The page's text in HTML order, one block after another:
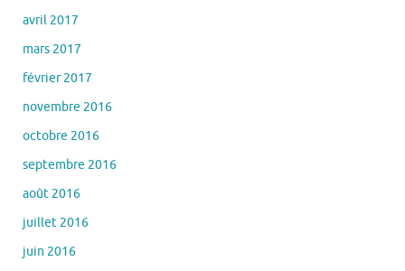
avril 2017
mars 2017
février 2017
novembre 2016
octobre 2016
septembre 2016
août 2016
juillet 2016
juin 2016